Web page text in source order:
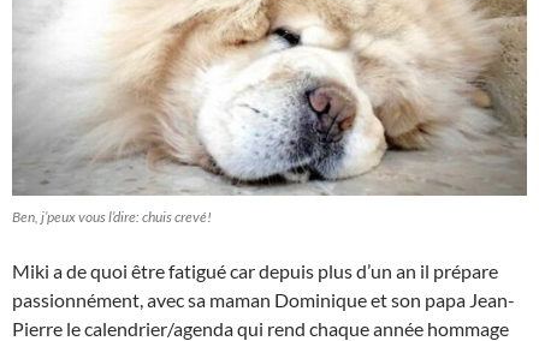
Ben, j’peux vous l’dire: chuis crevé!
Miki a de quoi être fatigué car depuis plus d’un an il prépare
passionnément, avec sa maman Dominique et son papa Jean-
Pierre le calendrier/agenda qui rend chaque année hommage